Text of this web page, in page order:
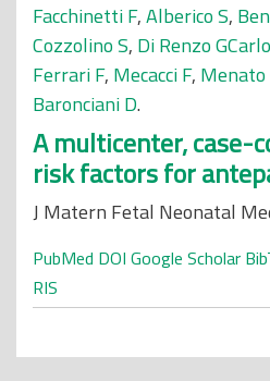
Facchinetti F,Alberico S,
Cozzolino S, Di Renzo GCarlo
Ferrari F, Mecacci F, Menato
Baronciani D.
A multicenter, case-
risk factors for
J Matern Fetal Neonatal
PubMed DOI Google Scholar
RIS